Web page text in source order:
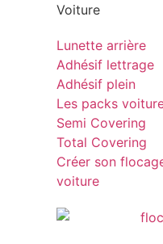
Voiture
Lunette arrière
Adhésif lettrage
Adhésif plein
Les packs
Semi Covering
Total Covering
Créer son
voiture